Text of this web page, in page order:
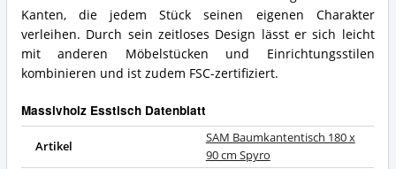
Kanten, die jedem Stück seinen eigenen Charakter
verleihen. Durch sein zeitloses Design lässt er sich leicht
mit anderen Möbelstücken und Einrichtungsstilen
kombinieren und ist zudem FSC-zertifiziert.
Massivholz Esstisch Datenblatt
Artikel
SAM Baumkantentisch 180 x
90 cm Spyro